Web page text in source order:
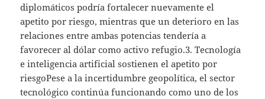
diplomáticos podría fortalecer nuevamente el
apetito por riesgo, mientras que un deterioro en las
relaciones entre ambas potencias tendería a
favorecer al dólar como activo refugio.3. Tecnología
e inteligencia artificial sostienen el apetito por
riesgoPese a la incertidumbre geopolítica, el sector
tecnológico continúa funcionando como uno de los